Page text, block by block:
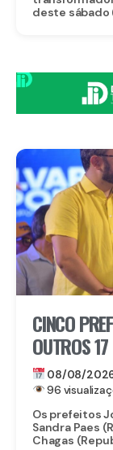
deste sábado
CINCO
OUTROS
08/08/
96
Os prefeitos
Sandra Paes
Chagas